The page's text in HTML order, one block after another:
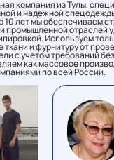
компания из Тулы,
и надежной
10 лет мы обеспечиваем
промышленной отраслей
Используем
и фурнитуру от
с учетом требований
как массовое
по всей России.